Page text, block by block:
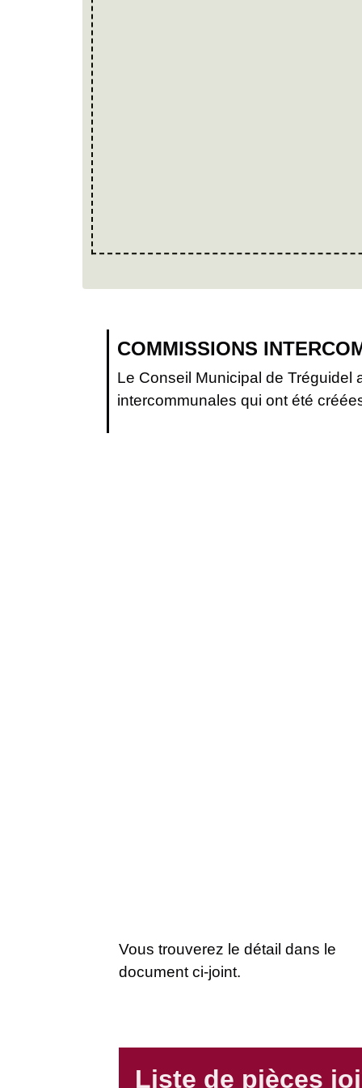
COMMISSIONS
Le Conseil Municipal de Tréguidel
intercommunales qui ont été
Vous trouverez le détail dans le
document ci-joint.
Liste de pièces